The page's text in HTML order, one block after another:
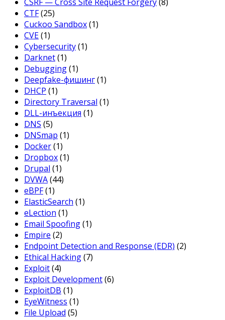
CTF(25)
Cuckoo Sandbox(1)
CVE(1)
Cybersecurity(1)
Darknet(1)
Debugging(1)
Deepfake-фишинг(1)
DHCP (1)
Directory Traversal (1)
DLL-инъекция (1)
DNS (5)
DNSmap (1)
Docker(1)
Dropbox(1)
Drupal (1)
DVWA(44)
eBPF(1)
ElasticSearch (1)
eLection (1)
Email Spoofing(1)
Empire (2)
Endpoint Detection and Response (EDR) (2)
Ethical Hacking(7)
Exploit(4)
Exploit Development(6)
ExploitDB (1)
EyeWitness (1)
File Upload (5)